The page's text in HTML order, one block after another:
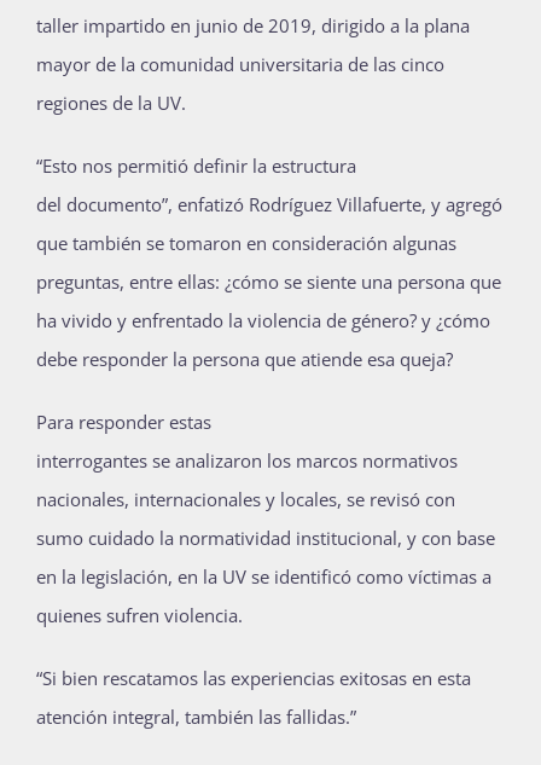
taller impartido en junio de 2019, dirigido a la plana
mayor de la comunidad universitaria de las cinco
regiones de la UV.
“Esto nos permitió definir la estructura
del documento”, enfatizó Rodríguez Villafuerte, y agregó
que también se tomaron en consideración algunas
preguntas, entre ellas: ¿cómo se siente una persona que
ha vivido y enfrentado la violencia de género? y ¿cómo
debe responder la persona que atiende esa queja?
Para responder estas
interrogantes se analizaron los marcos normativos
nacionales, internacionales y locales, se revisó con
sumo cuidado la normatividad institucional, y con base
en la legislación, en la UV se identificó como víctimas a
quienes sufren violencia.
“Si bien rescatamos las experiencias exitosas en esta
atención integral, también las fallidas.”